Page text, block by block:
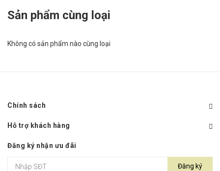
Sản phẩm cùng loại
Không có sản phẩm nào cùng loại
Chính sách
Hỗ trợ khách hàng
Đăng ký nhận ưu đãi
Đăng ký